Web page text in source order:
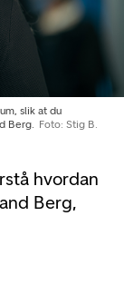
hvordan
Berg,
slik at du
Berg.
Foto: Stig B.